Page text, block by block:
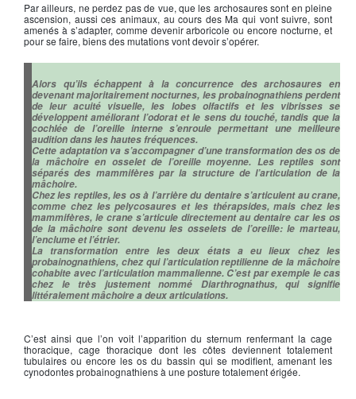
Par ailleurs, ne perdez pas de vue, que les archosaures sont en pleine
ascension, aussi ces animaux, au cours des Ma qui vont suivre, sont
amenés à s’adapter, comme devenir arboricole ou encore nocturne, et
pour se faire, biens des mutations vont devoir s’opérer.
Alors qu’ils échappent à la concurrence des archosaures en
devenant majoritairement nocturnes, les probainognathiens perdent
de leur acuité visuelle, les lobes olfactifs et les vibrisses se
développent améliorant l’odorat et le sens du touché, tandis que la
cochlée de l’oreille interne s’enroule permettant une meilleure
audition dans les hautes fréquences.
Cette adaptation va s’accompagner d’une transformation des os de
la mâchoire en osselet de l’oreille moyenne. Les reptiles sont
séparés des mammifères par la structure de l’articulation de la
mâchoire.
Chez les reptiles, les os à l’arrière du dentaire s’articulent au crane,
comme chez les pelycosaures et les thérapsides, mais chez les
mammifères, le crane s’articule directement au dentaire car les os
de la mâchoire sont devenu les osselets de l’oreille: le marteau,
l’enclume et l’étrier.
La transformation entre les deux états a eu lieux chez les
probainognathiens, chez qui l’articulation reptilienne de la mâchoire
cohabite avec l’articulation mammalienne. C’est par exemple le cas
chez le très justement nommé Diarthrognathus, qui signifie
littéralement mâchoire a deux articulations.
C’est ainsi que l’on voit l’apparition du sternum renfermant la cage
thoracique, cage thoracique dont les côtes deviennent totalement
tubulaires ou encore les os du bassin qui se modifient, amenant les
cynodontes probainognathiens à une posture totalement érigée.